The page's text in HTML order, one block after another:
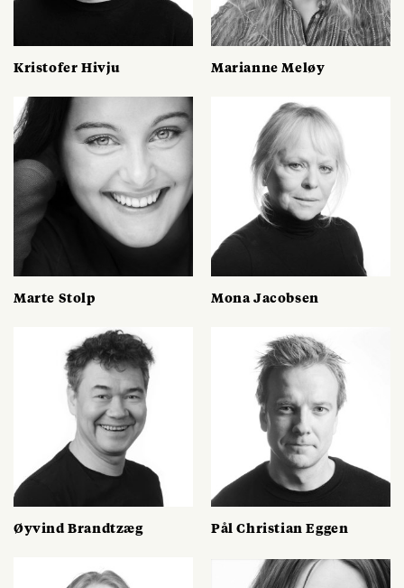
Kristofer Hivju Marianne Meløy
Marte Stolp Mona Jacobsen
Øyvind Brandtzæg Pål Christian Eggen